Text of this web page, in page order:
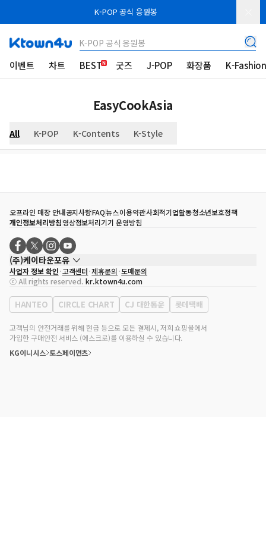
K-POP 공식 응원봉
K-POP 공식 응원봉
이벤트 차트 BEST 굿즈 J-POP 화장품 K-
EasyCookAsia
All K-POP K-Contents K-Style
오프라인 매장 안내공지사항FAQ뉴스이용약관사회적기업활동청소년보호정책
개인정보처리방침영상정보처리기기 운영방침
(주)케이타운포유
대표자
송효민
사업자등록번호
120-87-71116
통신판매업 신고번호 제2011-서울강남-02223
대표전화
02-552-9855
사업자 정보 확인 고객센터 제휴문의 도매문의
ⓒ All rights reserved. kr.ktown4u.com
HANTEO CIRCLE CHART CJ 대한통운 롯데택배
고객님의 안전거래를 위해 현금 등으로 모든 결제시, 저희 쇼핑몰에서
가입한 구매안전 서비스 (에스크로)를 이용하실 수 있습니다.
KG이니시스 토스페이먼츠